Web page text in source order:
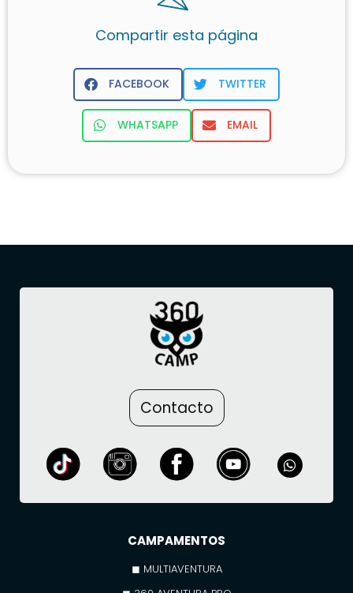
Compartir esta página
FACEBOOK TWITTER
WHATSAPP EMAIL
Contacto
CAMPAMENTOS
◼ MULTIAVENTURA